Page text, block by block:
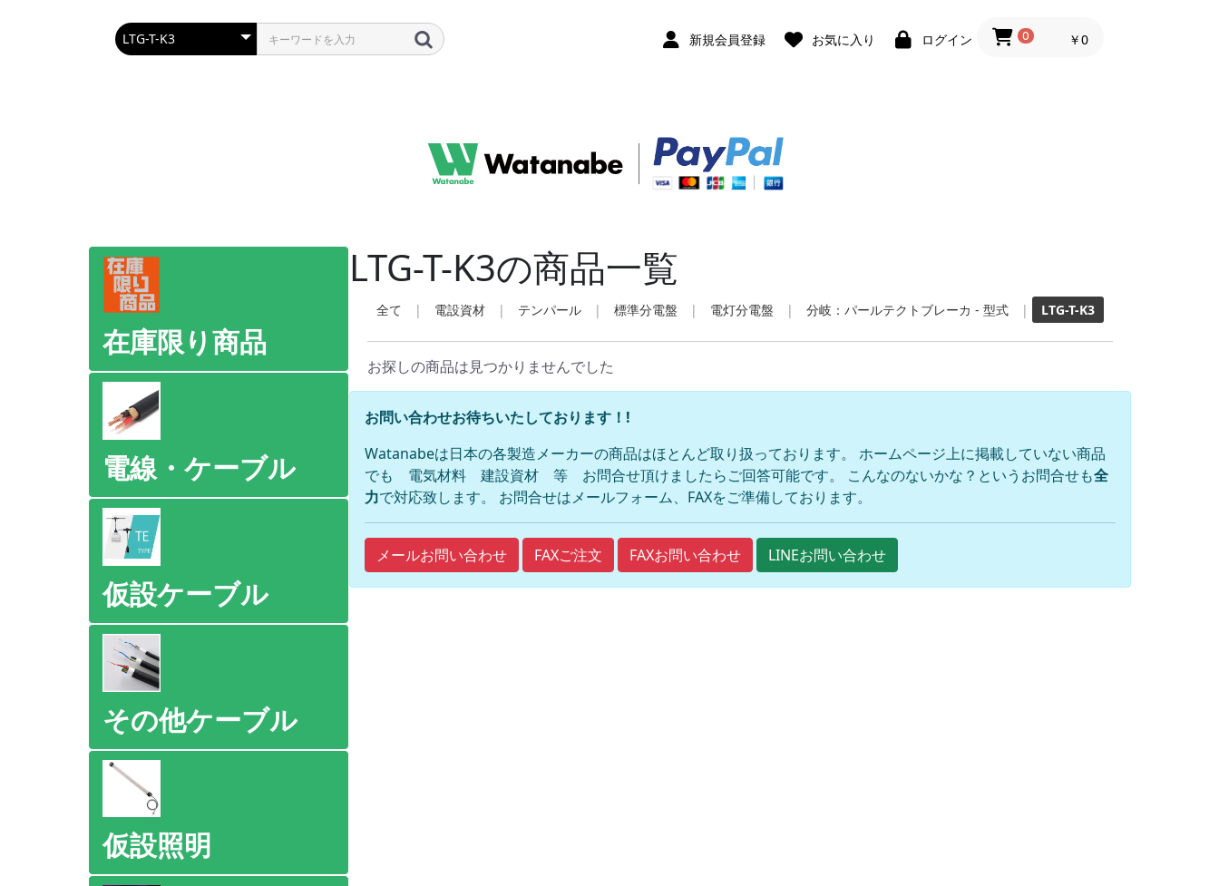
新規会員登録 お気に入り ログイン 0 ￥0
在庫限り商品
電線・ケーブル
仮設ケーブル
その他ケーブル
仮設照明
LTG-T-K3の商品一覧
全て | 電設資材 | テンパール | 標準分電盤 | 電灯分電盤 | 分岐：パールテクトブレーカ - 型式 | LTG-T-K3
お探しの商品は見つかりませんでした
お問い合わせお待ちいたしております！!
Watanabeは日本の各製造メーカーの商品はほとんど取り扱っております。 ホームページ上に掲載していない商品
でも 電気材料 建設資材 等 お問合せ頂けましたらご回答可能です。 こんなのないかな？というお問合せも全
力で対応致します。 お問合せはメールフォーム、FAXをご準備しております。
メールお問い合わせ FAXご注文 FAXお問い合わせ LINEお問い合わせ